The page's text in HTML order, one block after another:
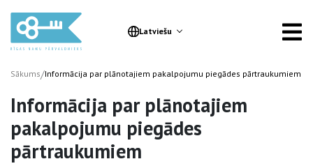
Latviešu
Sākums/Informācija par plānotajiem pakalpojumu piegādes pārtraukumiem
Informācija par plānotajiem
pakalpojumu piegādes
pārtraukumiem